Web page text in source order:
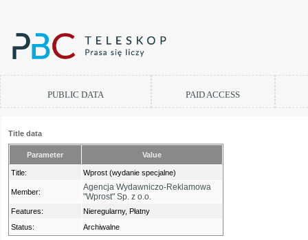
PUBLIC DATA PAID ACCESS
Title data
Parameter Value
Title: Wprost (wydanie specjalne)
Member:
Agencja Wydawniczo-Reklamowa
"Wprost" Sp. z o.o.
Features:
Nieregularny, Płatny
Status:
Archiwalne